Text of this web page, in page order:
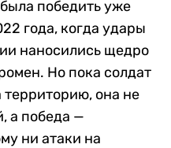
победить уже
года, когда удары
наносились щедро
Но пока солдат
территорию, она не
а победа —
ни атаки на